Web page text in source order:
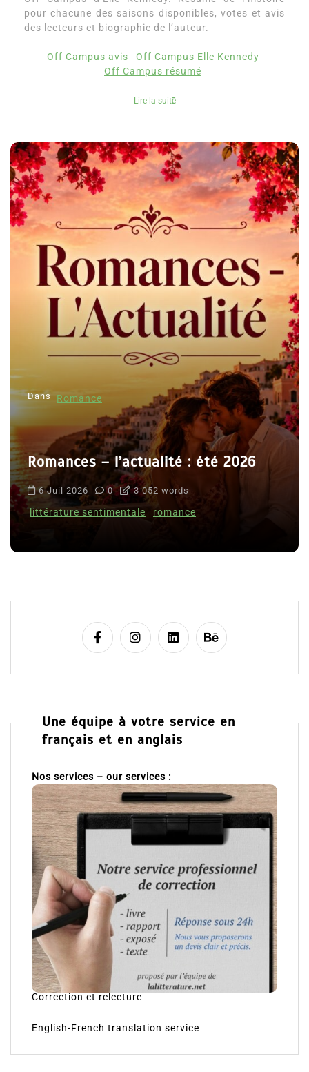
pour chacune des saisons disponibles, votes et avis
des lecteurs et biographie de l’auteur.
Off Campus avis
Off Campus Elle Kennedy
Off Campus résumé
Lire la suite
Dans Romance
Romances – l’actualité : été 2026
6 Juil 2026 0 3 052 words
littérature sentimentale romance
Une équipe à votre service en
français et en anglais
Nos services – our services :
Correction et relecture
English-French translation service